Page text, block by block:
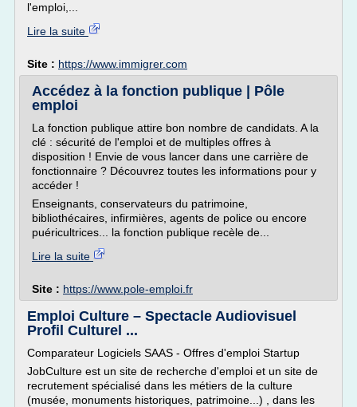
l'emploi,...
Lire la suite
Site : https://www.immigrer.com
Accédez à la fonction publique | Pôle
emploi
La fonction publique attire bon nombre de candidats. A la
clé : sécurité de l'emploi et de multiples offres à
disposition ! Envie de vous lancer dans une carrière de
fonctionnaire ? Découvrez toutes les informations pour y
accéder !
Enseignants, conservateurs du patrimoine,
bibliothécaires, infirmières, agents de police ou encore
puéricultrices... la fonction publique recèle de...
Lire la suite
Site : https://www.pole-emploi.fr
Emploi Culture – Spectacle Audiovisuel
Profil Culturel ...
Comparateur Logiciels SAAS - Offres d'emploi Startup
JobCulture est un site de recherche d'emploi et un site de
recrutement spécialisé dans les métiers de la culture
(musée, monuments historiques, patrimoine...) , dans les